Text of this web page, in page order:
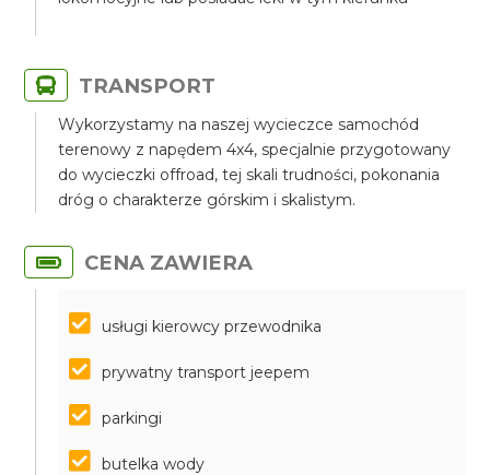
TRANSPORT
Wykorzystamy na naszej wycieczce samochód
terenowy z napędem 4x4, specjalnie przygotowany
do wycieczki offroad, tej skali trudności, pokonania
dróg o charakterze górskim i skalistym.
CENA ZAWIERA
usługi kierowcy przewodnika
prywatny transport jeepem
parkingi
butelka wody